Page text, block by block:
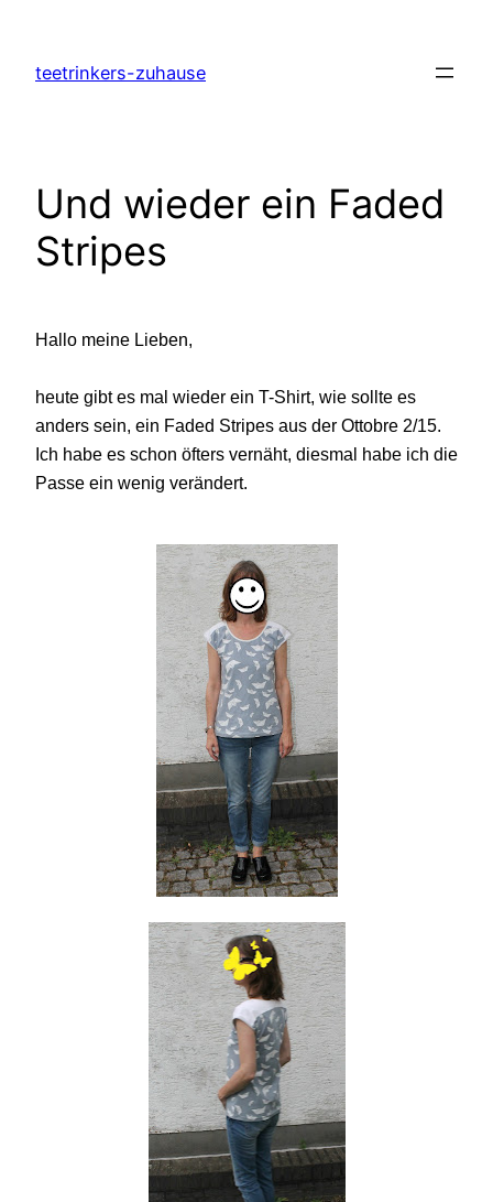
springen
teetrinkers-zuhause
Und wieder ein Faded
Stripes
Hallo meine Lieben,
heute gibt es mal wieder ein T-Shirt, wie sollte es
anders sein, ein Faded Stripes aus der Ottobre 2/15.
Ich habe es schon öfters vernäht, diesmal habe ich die
Passe ein wenig verändert.